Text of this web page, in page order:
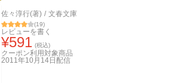
佐々淳行(著) / 文春文庫
(19)
レビューを書く
¥591 (税込)
クーポン利用対象商品
2011年10月14日 配信